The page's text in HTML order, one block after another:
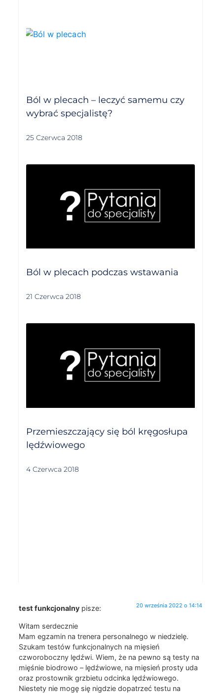
Ból w plecach – leczyć samemu czy
wybrać specjalistę?
25 Czerwca 2018
Ból w plecach podczas wstawania
21 Czerwca 2018
Przemieszczający się ból kręgosłupa
lędźwiowego
4 Czerwca 2018
test funkcjonalny pisze: 20 września 2022 o 14:14
Witam serdecznie
Mam egzamin na trenera personalnego w niedzielę.
Szukam testów funkcjonalnych na mięsień
czworoboczny lędźwi. Wiem, że na pewno są testy na
mięśnie biodrowo – lędźwiowe, na mięsień prosty uda
oraz prostownik grzbietu odcinka lędźwiowego.
Niestety nie mogę się nigdzie dopatrzeć testu na